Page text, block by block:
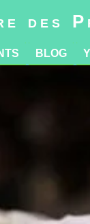
des
BLOG